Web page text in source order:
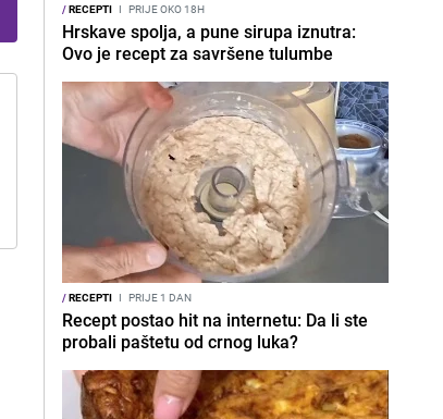
/RECEPTI I PRIJE OKO 18H
Hrskave spolja, a pune sirupa iznutra:
Ovo je recept za savršene tulumbe
/RECEPTI I PRIJE 1 DAN
Recept postao hit na internetu: Da li ste
probali paštetu od crnog luka?